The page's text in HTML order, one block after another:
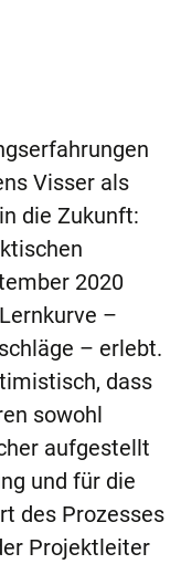
Visser als
die Zukunft:
2020
–
– erlebt.
dass
sowohl
aufgestellt
und für die
des Prozesses
Projektleiter